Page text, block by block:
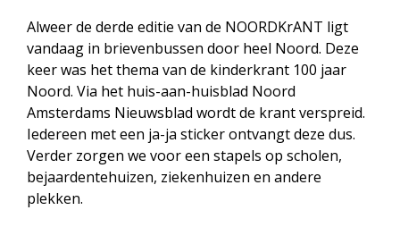
Alweer de derde editie van de NOORDKrANT ligt
vandaag in brievenbussen door heel Noord. Deze
keer was het thema van de kinderkrant 100 jaar
Noord. Via het huis-aan-huisblad Noord
Amsterdams Nieuwsblad wordt de krant verspreid.
Iedereen met een ja-ja sticker ontvangt deze dus.
Verder zorgen we voor een stapels op scholen,
bejaardentehuizen, ziekenhuizen en andere
plekken.